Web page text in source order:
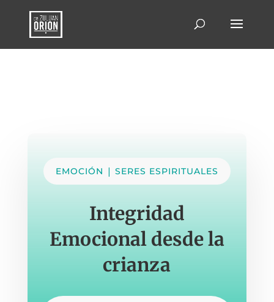
EMOCIÓN | SERES ESPIRITUALES
Integridad
Emocional desde la
crianza